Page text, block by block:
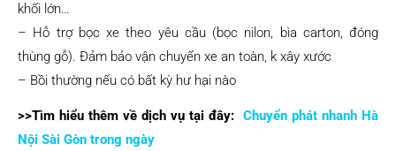
khối lớn…
– Hỗ trợ bọc xe theo yêu cầu (bọc nilon, bìa carton, đóng
thùng gỗ). Đảm bảo vận chuyển xe an toàn, k xây xước
– Bồi thường nếu có bất kỳ hư hại nào
>>Tìm hiểu thêm về dịch vụ tại đây: Chuyển phát nhanh Hà
Nội Sài Gòn trong ngày